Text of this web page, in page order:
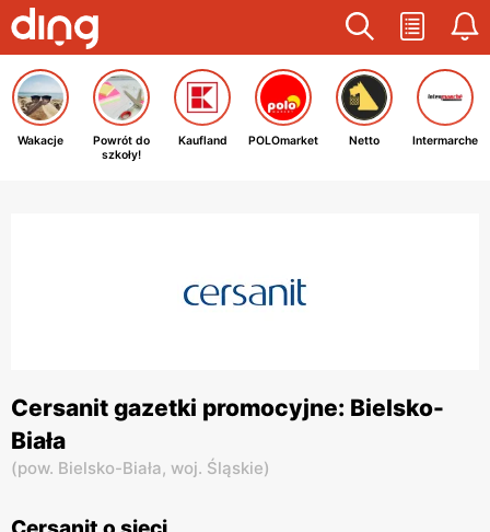
Wakacje
Powrót do
szkoły!
Kaufland POLOmarket Netto Intermarche
Cersanit gazetki promocyjne: Bielsko-
Biała
(pow. Bielsko-Biała, woj. Śląskie)